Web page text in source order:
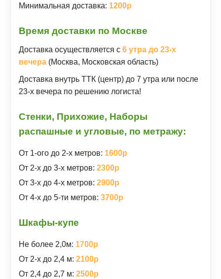
Минимальная доставка: 1200р
Время доставки по Москве
Доставка осуществляется с 6 утра до 23-х
вечера (Москва, Московская область)
Доставка внутрь ТТК (центр) до 7 утра или после
23-х вечера по решению логиста!
Стенки, Прихожие, Наборы
распашные и угловые, по метражу:
От 1-ого до 2-х метров: 1600р
От 2-х до 3-х метров: 2300р
От 3-х до 4-х метров: 2900р
От 4-х до 5-ти метров: 3700р
Шкафы-купе
Не более 2,0м: 1700р
От 2-х до 2,4 м: 2100р
От 2,4 до 2,7 м: 2500р